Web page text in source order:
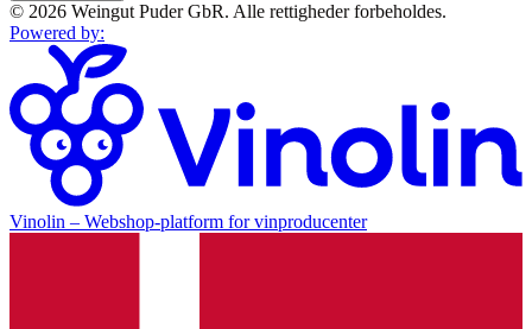
© 2026 Weingut Puder GbR. Alle rettigheder forbeholdes.
Powered by:
Vinolin – Webshop-platform for vinproducenter